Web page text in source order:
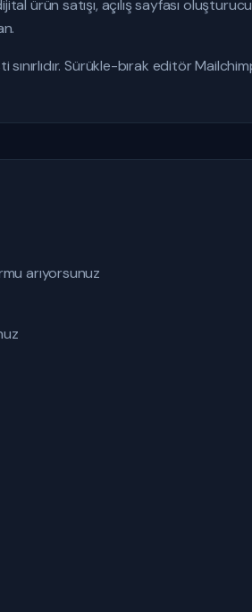
ürün satışı, açılış sayfası
sınırlıdır. Sürükle-bırak editör
arıyorsunuz